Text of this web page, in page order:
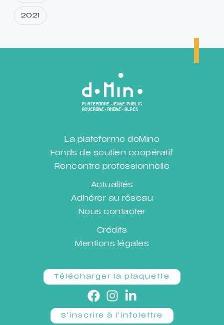
2021
La plateforme doMino
Fonds de soutien coopératif
Rencontre professionnelle
Actualités
Adhérer au réseau
Nous contacter
Crédits
Mentions légales
Télécharger la plaquette
S'inscrire à l'infolettre